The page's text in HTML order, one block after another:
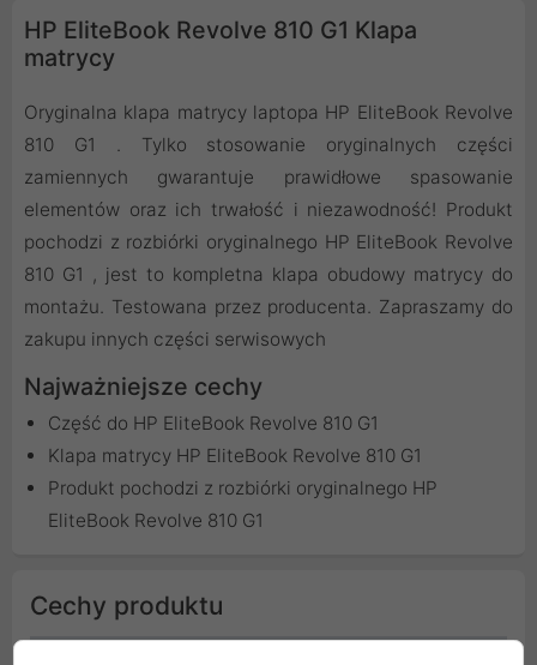
HP EliteBook Revolve 810 G1 Klapa
matrycy
Oryginalna klapa matrycy laptopa HP EliteBook Revolve
810 G1 . Tylko stosowanie oryginalnych części
zamiennych gwarantuje prawidłowe spasowanie
elementów oraz ich trwałość i niezawodność! Produkt
pochodzi z rozbiórki oryginalnego HP EliteBook Revolve
810 G1 , jest to kompletna klapa obudowy matrycy do
montażu. Testowana przez producenta. Zapraszamy do
zakupu innych części serwisowych
Najważniejsze cechy
Część do HP EliteBook Revolve 810 G1
Klapa matrycy HP EliteBook Revolve 810 G1
Produkt pochodzi z rozbiórki oryginalnego HP
EliteBook Revolve 810 G1
Cechy produktu